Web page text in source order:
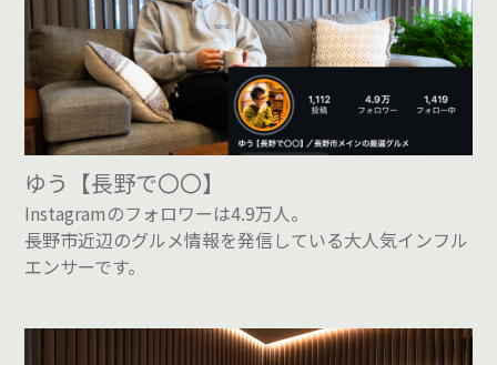
ゆう【長野で〇〇】
Instagramのフォロワーは4.9万人。
長野市近辺のグルメ情報を発信している大人気インフル
エンサーです。